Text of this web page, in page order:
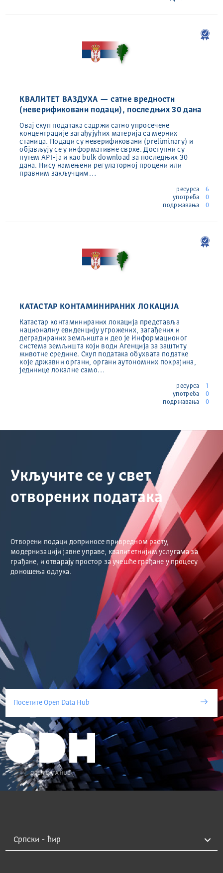
КВАЛИТЕТ ВАЗДУХА — сатне вредности
(неверификовани подаци), последњих 30 дана
Овај скуп података садржи сатно упросечене
концентрације загађујућих материја са мерних
станица. Подаци су неверификовани (preliminary) и
објављују се у информативне сврхе. Доступни су
путем API-ја и као bulk download за последњих 30
дана. Нису намењени регулаторној процени или
правним закључцим…
ресурса
6
употреба
0
подржавања
0
КАТАСТАР КОНТАМИНИРАНИХ ЛОКАЦИЈА
Катастар контаминираних локација представља
националну евиденцију угрожених, загађених и
деградираних земљишта и део је Информационог
система земљишта који води Агенција за заштиту
животне средине. Скуп података обухвата податке
које државни органи, органи аутономних покрајина,
јединице локалне само…
ресурса
1
употреба
0
подржавања
0
Укључите се у свет
отворених података
Отворени подаци доприносе привредном расту,
модернизацији јавне управе, квалитетнијим услугама за
грађане, и отварају простор за учешће грађане у процесу
доношења одлука.
Посетите Open Data Hub